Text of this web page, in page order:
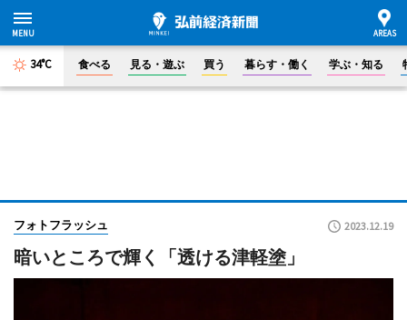
34°C 食べる 見る・遊ぶ 買う 暮らす・働く 学ぶ・知る
フォトフラッシュ 2023.12.19
暗いところで輝く「透ける津軽塗」